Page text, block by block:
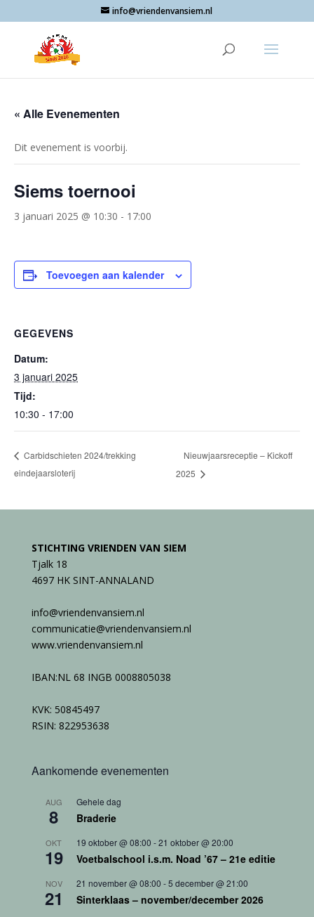
info@vriendenvansiem.nl
« Alle Evenementen
Dit evenement is voorbij.
Siems toernooi
3 januari 2025 @ 10:30 - 17:00
Toevoegen aan kalender
GEGEVENS
Datum:
3 januari 2025
Tijd:
10:30 - 17:00
Carbidschieten 2024/trekking
eindejaarsloterij
Nieuwjaarsreceptie – Kickoff
2025
STICHTING VRIENDEN VAN SIEM
Tjalk 18
4697 HK SINT-ANNALAND
info@vriendenvansiem.nl
communicatie@vriendenvansiem.nl
www.vriendenvansiem.nl
IBAN:NL 68 INGB 0008805038
KVK: 50845497
RSIN: 822953638
Aankomende evenementen
AUG
8
Gehele dag
Braderie
OKT
19
19 oktober @ 08:00 -21 oktober @ 20:00
Voetbalschool i.s.m. Noad ’67 – 21e editie
NOV
21
21 november @ 08:00 -5 december @ 21:00
Sinterklaas – november/december 2026